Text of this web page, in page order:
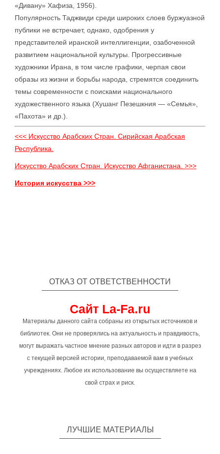
«Дивану» Хафиза, 1956).
Популярность Таджвиди среди широких слоев буржуазной
публики не встречает, однако, одобрения у
представителей иранской интеллигенции, озабоченной
развитием национальной культуры. Прогрессивные
художники Ирана, в том числе графики, черпая свои
образы из жизни и борьбы народа, стремятся соединить
темы современности с поисками национального
художественного языка (Хушанг Пезешкния — «Семья»,
«Пахота» и др.).
<<< Искусство Арабских Стран. Сирийская Арабская
Республика.
Искусство Арабских Стран. Искусство Афганистана. >>>
История искусства >>>
ОТКАЗ ОТ ОТВЕТСТВЕННОСТИ
Сайт La-Fa.ru
Материалы данного сайта собраны из открытых источников и
библиотек. Они не проверялись на актуальность и правдивость,
могут выражать частное мнение разных авторов и идти в разрез
с текущей версией истории, преподаваемой вам в учебных
учреждениях. Любое их использование вы осуществляете на
свой страх и риск.
ЛУЧШИЕ МАТЕРИАЛЫ